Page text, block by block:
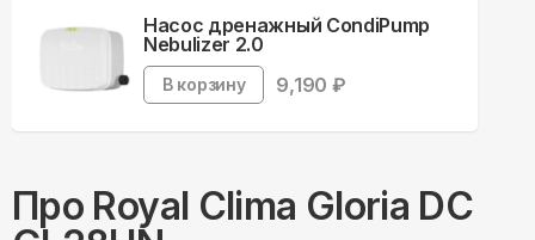
Насос дренажный CondiPump
Nebulizer 2.0
В корзину 9,190 ₽
Про Royal Clima Gloria DC